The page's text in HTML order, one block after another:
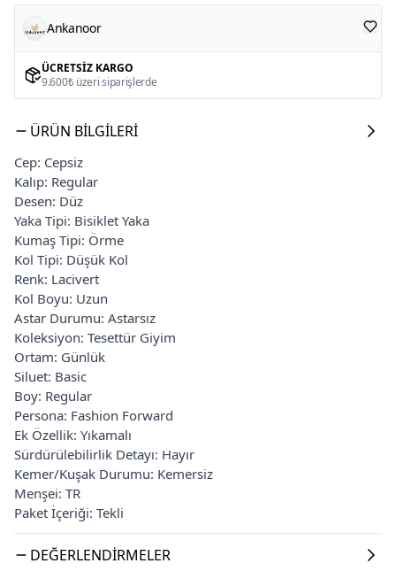
Ankanoor
ÜCRETSIZ KARGO
9.600₺ üzeri siparişlerde
ÜRÜN BILGILERI
Cep: Cepsiz
Kalıp: Regular
Desen: Düz
Yaka Tipi: Bisiklet Yaka
Kumaş Tipi: Örme
Kol Tipi: Düşük Kol
Renk: Lacivert
Kol Boyu: Uzun
Astar Durumu: Astarsız
Koleksiyon: Tesettür Giyim
Ortam: Günlük
Siluet: Basic
Boy: Regular
Persona: Fashion Forward
Ek Özellik: Yıkamalı
Sürdürülebilirlik Detayı: Hayır
Kemer/Kuşak Durumu: Kemersiz
Menşei: TR
Paket İçeriği: Tekli
DEĞERLENDIRMELER